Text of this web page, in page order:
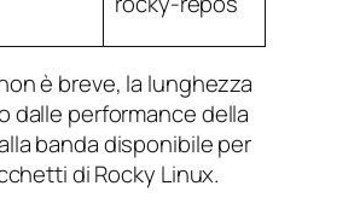
è breve, la lunghezza
dalle performance della
banda disponibile per
di Rocky Linux.